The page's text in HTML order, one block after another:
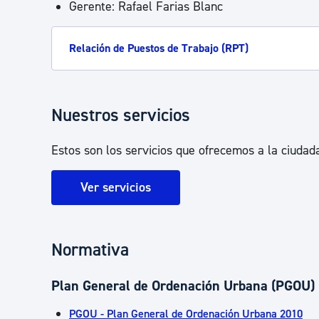
Gerente: Rafael Farias Blanc
Relación de Puestos de Trabajo (RPT)
Nuestros servicios
Estos son los servicios que ofrecemos a la
Ver servicios
Normativa
Plan General de Ordenación Urbana (PGOU)
PGOU - Plan General de Ordenación Urbana 2010